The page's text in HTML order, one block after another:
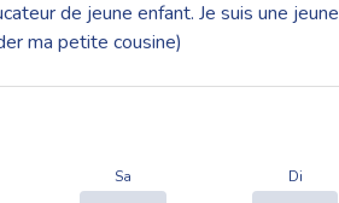
de jeune enfant. Je suis une jeune
ma petite cousine)
Sa
Di